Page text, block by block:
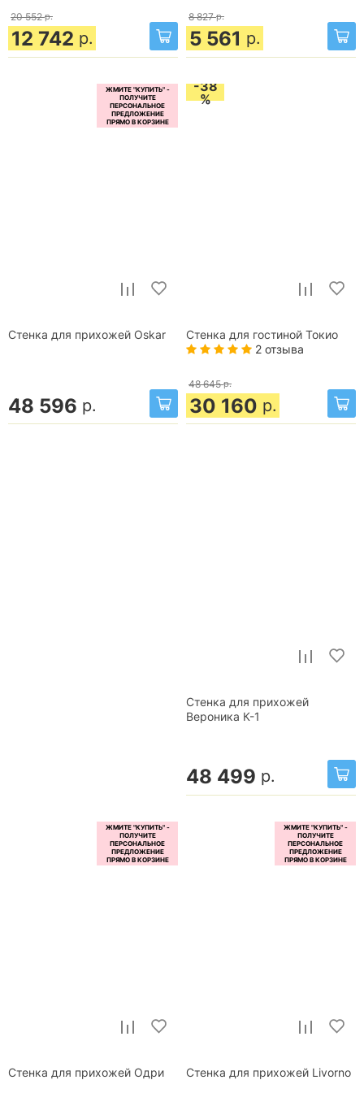
20 552 р.
12 742 р.
8 827 р.
5 561 р.
Стенка для прихожей Oskar
48 596 р.
-38
%
Стенка для гостиной Токио
2 отзыва
48 645 р.
30 160 р.
Стенка для прихожей
Вероника К-1
48 499 р.
Стенка для прихожей Одри Стенка для прихожей Livorno